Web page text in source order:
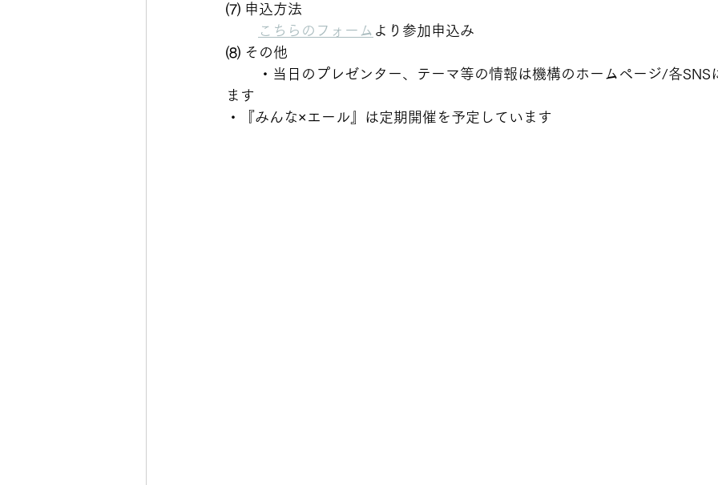
⑺ 申込方法
こちらのフォーム より参加申込み
⑻ その他
ます
・『みんな×エール』は定期開催を予定しています